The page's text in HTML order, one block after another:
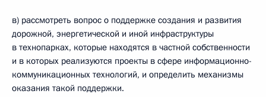
в) рассмотреть вопрос о поддержке создания и развития
дорожной, энергетической и иной инфраструктуры
в технопарках, которые находятся в частной собственности
и в которых реализуются проекты в сфере информационно-
коммуникационных технологий, и определить механизмы
оказания такой поддержки.